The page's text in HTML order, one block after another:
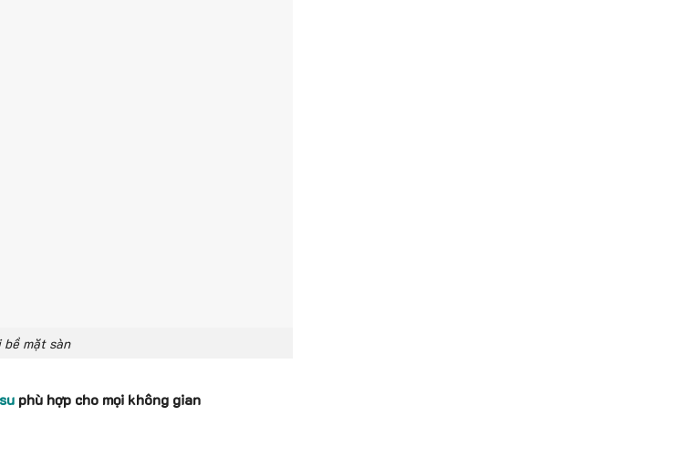
bề mặt sàn
phù hợp cho mọi không gian